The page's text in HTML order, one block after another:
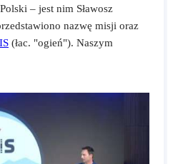
– jest nim Sławosz
nazwę misji oraz
(łac. "ogień"). Naszym